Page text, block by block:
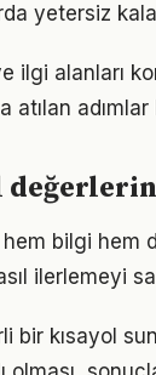
yetersiz
alanları
bilgi hem
ilerlemeyi
bir kısayol